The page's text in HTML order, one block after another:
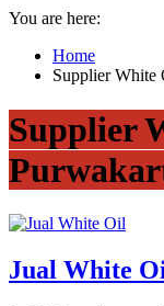
You are here:
Home
Supplier White
Supplier
Jual White